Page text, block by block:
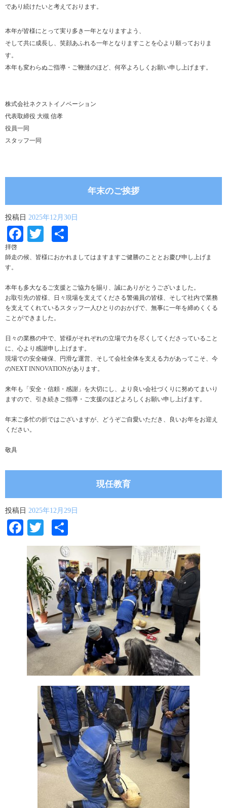
であり続けたいと考えております。
本年が皆様にとって実り多き一年となりますよう、
そして共に成長し、笑顔あふれる一年となりますことを心より願っておりま
す。
本年も変わらぬご指導・ご鞭撻のほど、何卒よろしくお願い申し上げます。
株式会社ネクストイノベーション
代表取締役 大槻 信孝
役員一同
スタッフ一同
年末のご挨拶
投稿日 2025年12月30日
Facebook
Twitter
有
拝啓
師走の候、皆様におかれましてはますますご健勝のこととお慶び申し上げま
す。
本年も多大なるご支援とご協力を賜り、誠にありがとうございました。
お取引先の皆様、日々現場を支えてくださる警備員の皆様、そして社内で業務
を支えてくれているスタッフ一人ひとりのおかげで、無事に一年を締めくくる
ことができました。
日々の業務の中で、皆様がそれぞれの立場で力を尽くしてくださっていること
に、心より感謝申し上げます。
現場での安全確保、円滑な運営、そして会社全体を支える力があってこそ、今
のNEXT INNOVATIONがあります。
来年も「安全・信頼・感謝」を大切にし、より良い会社づくりに努めてまいり
ますので、引き続きご指導・ご支援のほどよろしくお願い申し上げます。
年末ご多忙の折ではございますが、どうぞご自愛いただき、良いお年をお迎え
ください。
敬具
現任教育
投稿日 2025年12月29日
Facebook
Twitter
有